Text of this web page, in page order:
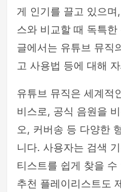
php
게 인기를 끌고 있으
스와 비교할 때 독특
글에서는 유튜브 뮤직
고 사용법 등에 대해
유튜브 뮤직은 세계적
비스로, 공식 음원을
오, 커버송 등 다양한
니다. 사용자는 검색
티스트를 쉽게 찾을
추천 플레이리스트도